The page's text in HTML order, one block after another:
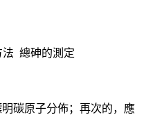
法 總砷的測定
碳原子分佈；再次的，應